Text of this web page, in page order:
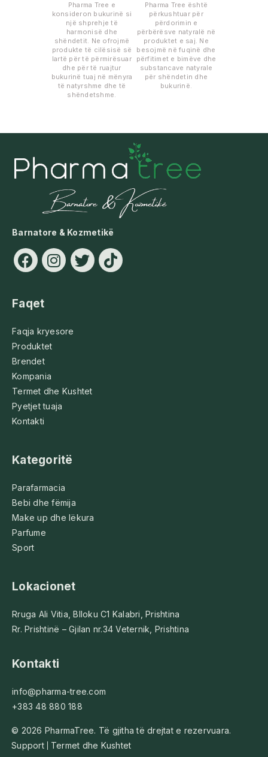
Pharma Tree e
konsideron bukurinë si
një shprehje të
harmonisë dhe
shëndetit. Ne ofrojmë
produkte të cilësisë së
lartë për të përmirësuar
dhe për të ruajtur
bukurinë tuaj në mënyra
të natyrshme dhe të
shëndetshme.
Pharma Tree është
përkushtuar për
përdorimin e
përbërësve natyralë në
produktet e saj. Ne
besojmë në fuqinë dhe
përfitimet e bimëve dhe
substancave natyrale
për shëndetin dhe
bukurinë.
Barnatore & Kozmetikë
Faqet
Faqja kryesore
Produktet
Brendet
Kompania
Termet dhe Kushtet
Pyetjet tuaja
Kontakti
Kategoritë
Parafarmacia
Bebi dhe fëmija
Make up dhe lëkura
Parfume
Sport
Lokacionet
Rruga Ali Vitia, Blloku C1 Kalabri, Prishtina
Rr. Prishtinë – Gjilan nr.34 Veternik, Prishtina
Kontakti
info@pharma-tree.com
+383 48 880 188
© 2026 PharmaTree. Të gjitha të drejtat e rezervuara.
Support
Termet dhe Kushtet